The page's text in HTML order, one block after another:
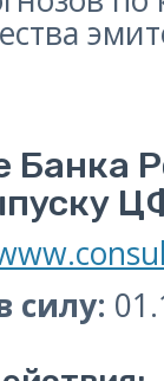
Банка
силу: